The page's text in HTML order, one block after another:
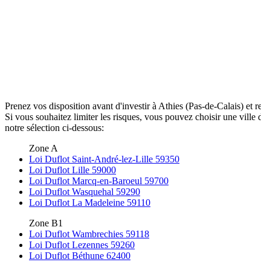
Prenez vos disposition avant d'investir à Athies (Pas-de-Calais) et
Si vous souhaitez limiter les risques, vous pouvez choisir une
notre sélection ci-dessous:
Zone A
Loi Duflot Saint-André-lez-Lille 59350
Loi Duflot Lille 59000
Loi Duflot Marcq-en-Baroeul 59700
Loi Duflot Wasquehal 59290
Loi Duflot La Madeleine 59110
Zone B1
Loi Duflot Wambrechies 59118
Loi Duflot Lezennes 59260
Loi Duflot Béthune 62400